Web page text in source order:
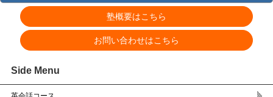
塾概要はこちら
お問い合わせはこちら
Side Menu